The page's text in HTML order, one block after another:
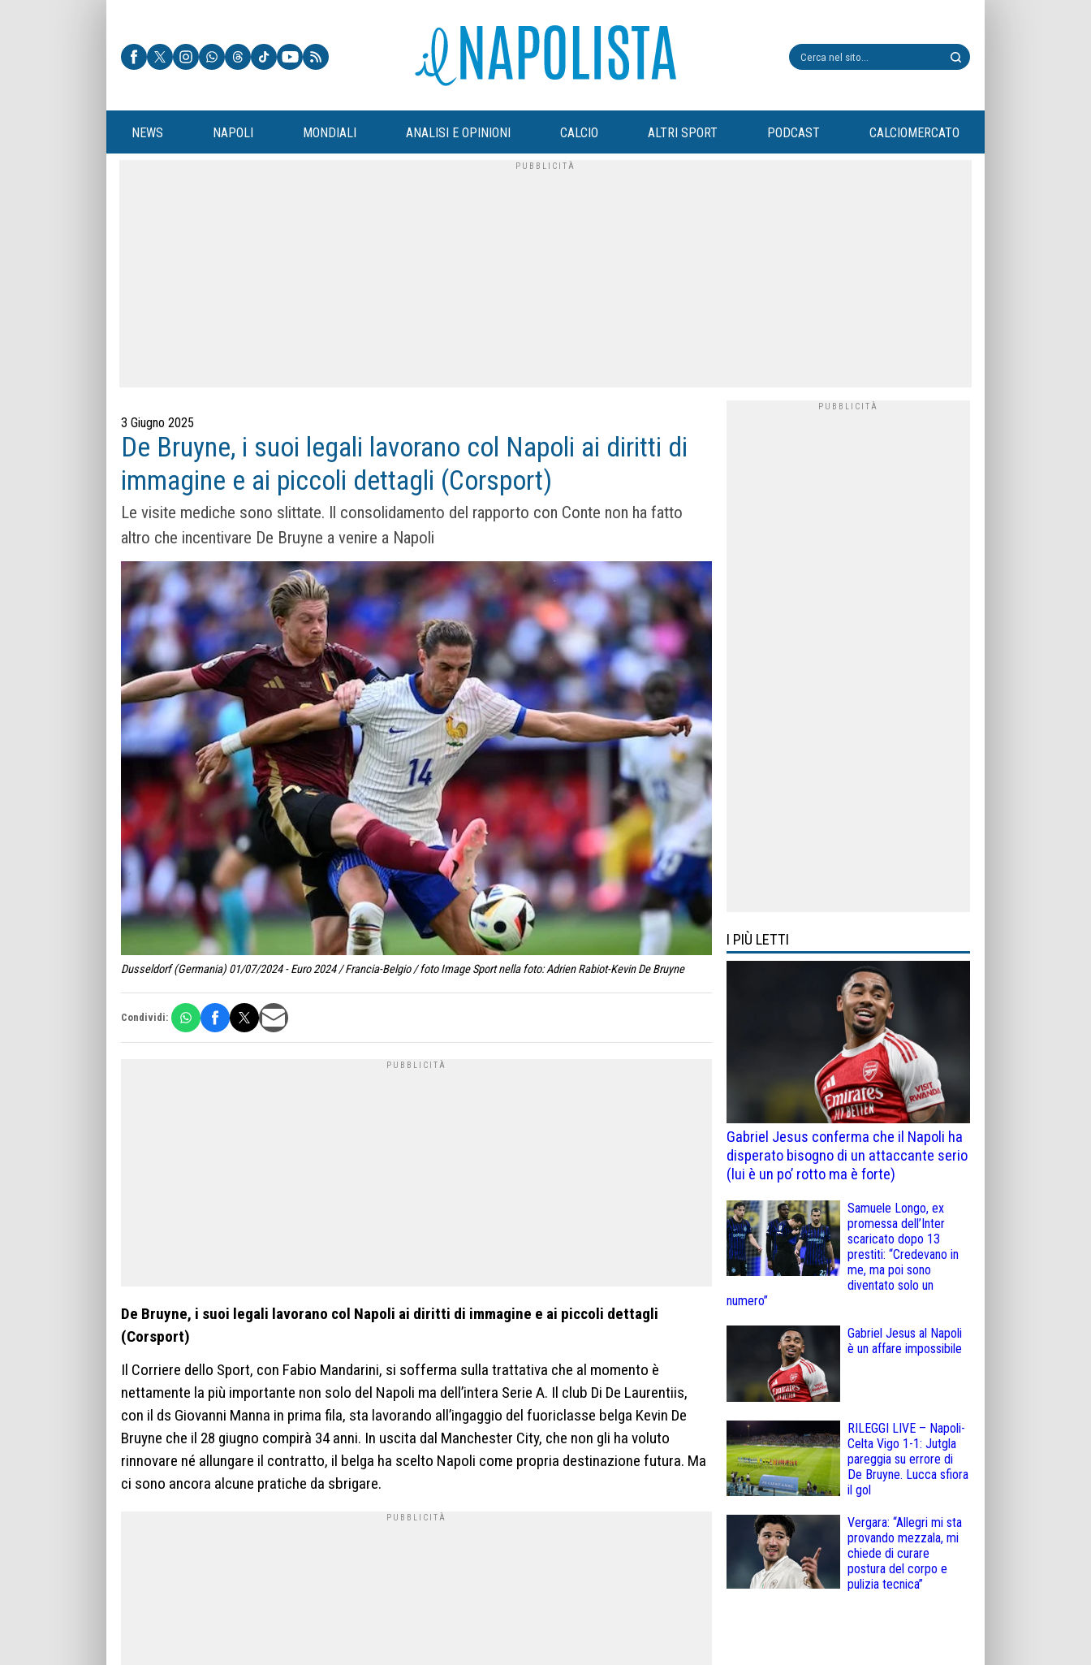
NEWS NAPOLI MONDIALI ANALISI E OPINIONI CALCIO ALTRI SPORT PODCAST CALCIOMERCATO
3 Giugno 2025
De Bruyne, i suoi legali lavorano col Napoli ai diritti di
immagine e ai piccoli dettagli (Corsport)
Le visite mediche sono slittate. Il consolidamento del rapporto con Conte non ha fatto
altro che incentivare De Bruyne a venire a Napoli
Dusseldorf (Germania) 01/07/2024 - Euro 2024 / Francia-Belgio / foto Image Sport nella foto: Adrien Rabiot-Kevin De Bruyne
Condividi:
De Bruyne, i suoi legali lavorano col Napoli ai diritti di immagine e ai piccoli dettagli
(Corsport)
Il Corriere dello Sport, con Fabio Mandarini, si sofferma sulla trattativa che al momento è
nettamente la più importante non solo del Napoli ma dell’intera Serie A. Il club Di De Laurentiis,
con il ds Giovanni Manna in prima fila, sta lavorando all’ingaggio del fuoriclasse belga Kevin De
Bruyne che il 28 giugno compirà 34 anni. In uscita dal Manchester City, che non gli ha voluto
rinnovare né allungare il contratto, il belga ha scelto Napoli come propria destinazione futura. Ma
ci sono ancora alcune pratiche da sbrigare.
I PIÙ LETTI
Gabriel Jesus conferma che il Napoli ha
disperato bisogno di un attaccante serio
(lui è un po’ rotto ma è forte)
Samuele Longo, ex
promessa dell’Inter
scaricato dopo 13
prestiti: “Credevano in
me, ma poi sono
diventato solo un
numero”
Gabriel Jesus al Napoli
è un affare impossibile
RILEGGI LIVE – Napoli-
Celta Vigo 1-1: Jutgla
pareggia su errore di
De Bruyne. Lucca sfiora
il gol
Vergara: “Allegri mi sta
provando mezzala, mi
chiede di curare
postura del corpo e
pulizia tecnica”